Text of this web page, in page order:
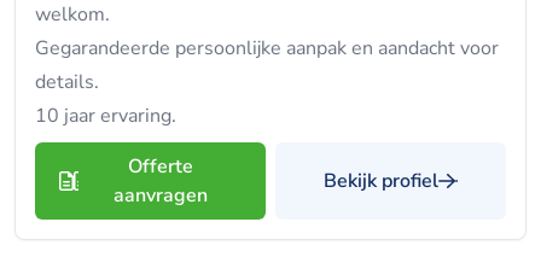
welkom.
Gegarandeerde persoonlijke aanpak en aandacht voor
details.
10 jaar ervaring.
Offerte
aanvragen
Bekijk profiel